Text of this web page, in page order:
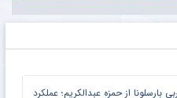
بارسلونا از حمزه عبدالکریم؛ عملکرد